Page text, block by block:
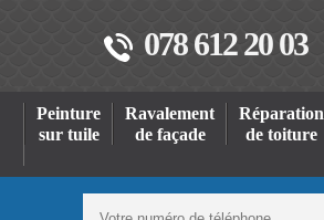
078 612 20 03
Peinture
sur tuile
Ravalement
de façade
Réparation
de toiture